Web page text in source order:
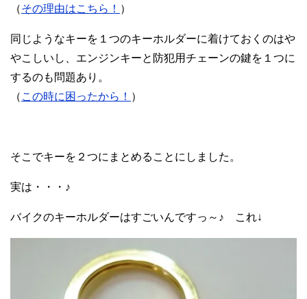
（その理由はこちら！ ）
同じようなキーを１つのキーホルダーに着けておくのはや
やこしいし、エンジンキーと防犯用チェーンの鍵を１つに
するのも問題あり。
（ この時に困ったから！ ）
そこでキーを２つにまとめることにしました。
実は・・・♪
バイクのキーホルダーはすごいんですっ～♪ これ↓